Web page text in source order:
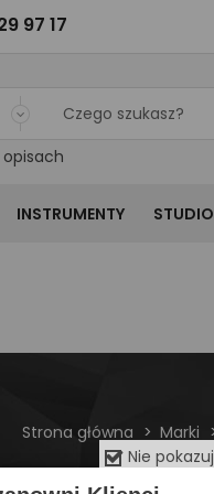
opisach
97 17
INSTRUMENTY STUDIO
Strona główna Marki
Nie